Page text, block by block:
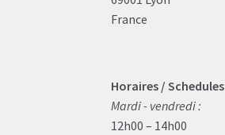
France
Horaires / Schedules
Mardi - vendredi :
12h00 – 14h00